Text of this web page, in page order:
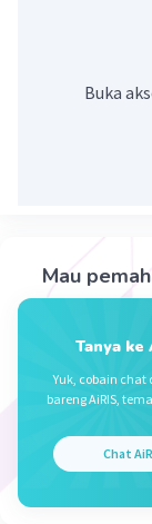
Maaf
Buka
Mau
Tanya ke
Yuk, cobain chat
bareng AiRIS,
Chat